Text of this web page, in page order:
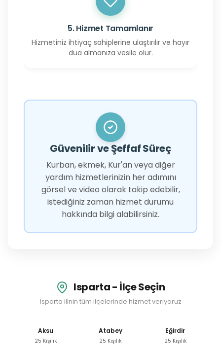
5. Hizmet Tamamlanır
Hizmetiniz ihtiyaç sahiplerine ulaştırılır ve hayır
dua almanıza vesile olur.
Güvenilir ve Şeffaf Süreç
Kurban, ekmek, Kur'an veya diğer
yardım hizmetlerinizin her adımını
görsel ve video olarak takip edebilir,
istediğiniz zaman hizmet durumu
hakkında bilgi alabilirsiniz.
Isparta - İlçe Seçin
Isparta ilinin tüm ilçelerinde hizmet veriyoruz
Aksu
25 Kişilik
Atabey
25 Kişilik
Eğirdir
25 Kişilik